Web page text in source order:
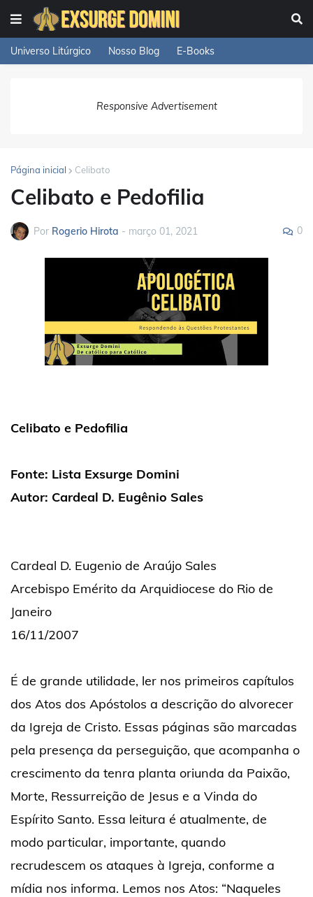
Universo Litúrgico Nosso Blog E-Books
Responsive Advertisement
Página inicial Celibato
Celibato e Pedofilia
Por Rogerio Hirota - março 01, 2021 0
Celibato e Pedofilia
Fonte: Lista Exsurge Domini
Autor: Cardeal D. Eugênio Sales
Cardeal D. Eugenio de Araújo Sales
Arcebispo Emérito da Arquidiocese do Rio de
Janeiro
16/11/2007
É de grande utilidade, ler nos primeiros capítulos
dos Atos dos Apóstolos a descrição do alvorecer
da Igreja de Cristo. Essas páginas são marcadas
pela presença da perseguição, que acompanha o
crescimento da tenra planta oriunda da Paixão,
Morte, Ressurreição de Jesus e a Vinda do
Espírito Santo. Essa leitura é atualmente, de
modo particular, importante, quando
recrudescem os ataques à Igreja, conforme a
mídia nos informa. Lemos nos Atos: “Naqueles